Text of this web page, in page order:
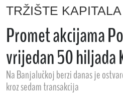
TRŽIŠTE KAPITALA
Promet akcijama
vrijedan 50 hiljada
Na Banjalučkoj berzi danas je
kroz sedam transakcija